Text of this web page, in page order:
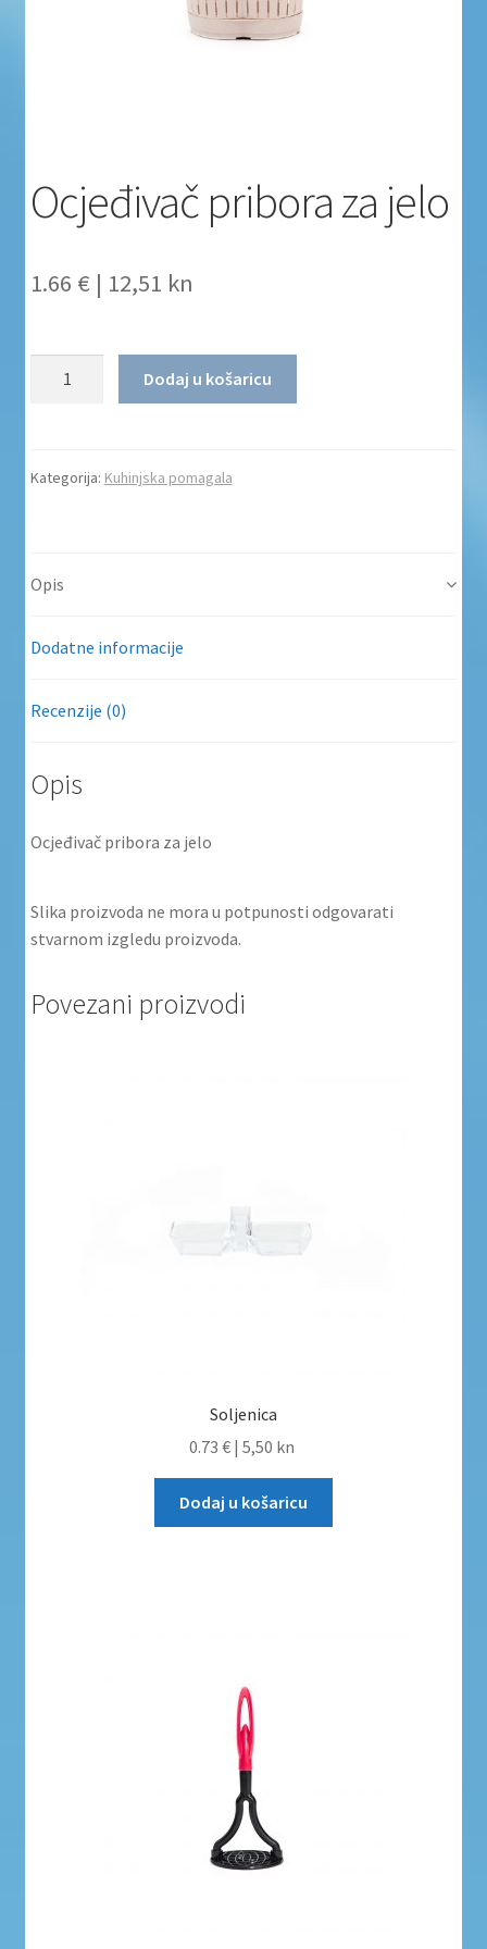
Zaštita privatnosti i uvjeti poslovanja
Ocjeđivač pribora za jelo
1.66 € | 12,51 kn
Količina Dodaj u košaricu
Kategorija: Kuhinjska pomagala
Opis
Dodatne informacije
Recenzije (0)
Opis
Ocjeđivač pribora za jelo
Slika proizvoda ne mora u potpunosti odgovarati
stvarnom izgledu proizvoda.
Povezani proizvodi
Soljenica
0.73 € | 5,50 kn
Dodaj u košaricu